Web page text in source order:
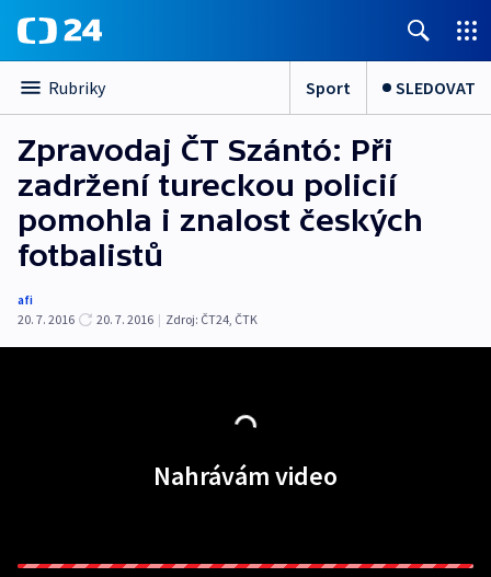
Rubriky Sport SLEDOVAT
Zpravodaj ČT Szántó: Při
zadržení tureckou policií
pomohla i znalost českých
fotbalistů
afi
20. 7. 2016
20. 7. 2016 | Zdroj: ČT24, ČTK
Nahrávám video